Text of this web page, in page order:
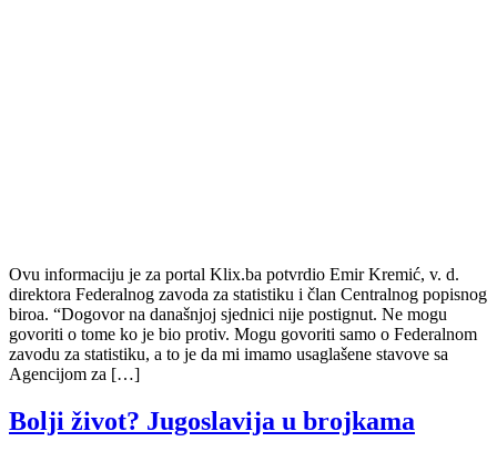
Ovu informaciju je za portal Klix.ba potvrdio Emir Kremić, v. d.
direktora Federalnog zavoda za statistiku i član Centralnog popisnog
biroa. “Dogovor na današnjoj sjednici nije postignut. Ne mogu
govoriti o tome ko je bio protiv. Mogu govoriti samo o Federalnom
zavodu za statistiku, a to je da mi imamo usaglašene stavove sa
Agencijom za […]
Bolji život? Jugoslavija u brojkama